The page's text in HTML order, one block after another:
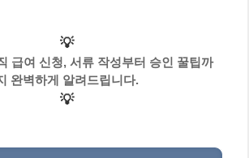
💡
급여 신청, 서류 작성부터 승인 꿀팁까
완벽하게 알려드립니다.
💡